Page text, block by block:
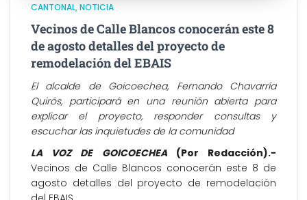
CANTONAL NOTICIA
Vecinos de Calle Blancos conocerán este 8
de agosto detalles del proyecto de
remodelación del EBAIS
El alcalde de Goicoechea, Fernando Chavarría
Quirós, participará en una reunión abierta para
explicar el proyecto, responder consultas y
escuchar las inquietudes de la comunidad
LA VOZ DE GOICOECHEA(Por Redacción).-
Vecinos de Calle Blancos conocerán este 8 de
agosto detalles del proyecto de remodelación